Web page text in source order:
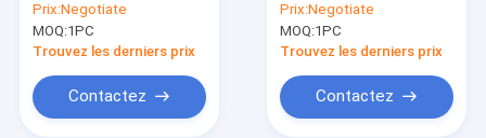
Nouvelles
Cas
exceptionnelle
Résistance à l'usure
pour le forage à
Prix:Negotiate
MOQ:1PC
Trouvez les derniers prix
Contactez
performance pour le
forage par
échantillonnage
Prix:Negotiate
MOQ:1PC
Trouvez les derniers prix
Contactez